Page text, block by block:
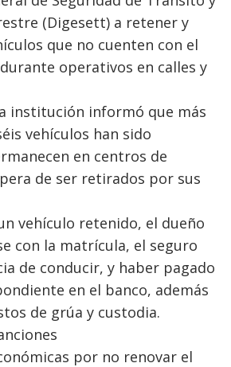
(Digesett) a retener y
que no cuenten con el
operativos en calles y
institución informó que más
vehículos han sido
en centros de
de ser retirados por sus
vehículo retenido, el dueño
con la matrícula, el seguro
de conducir, y haber pagado
en el banco, además
de grúa y custodia.
por no renovar el